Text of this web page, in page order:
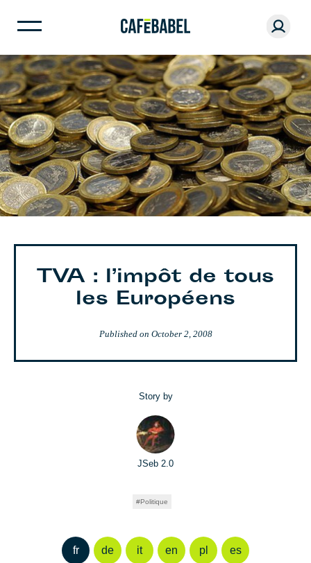
TVA : l’impôt de tous
les Européens
Published on October 2, 2008
Story by
JSeb 2.0
Politique
fr de it en pl es